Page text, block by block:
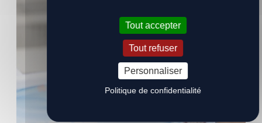
Tout accepter
Tout refuser
Personnaliser
Politique de confidentialité